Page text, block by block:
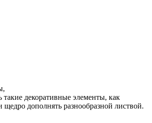
такие декоративные элементы, как
щедро дополнять разнообразной листвой.